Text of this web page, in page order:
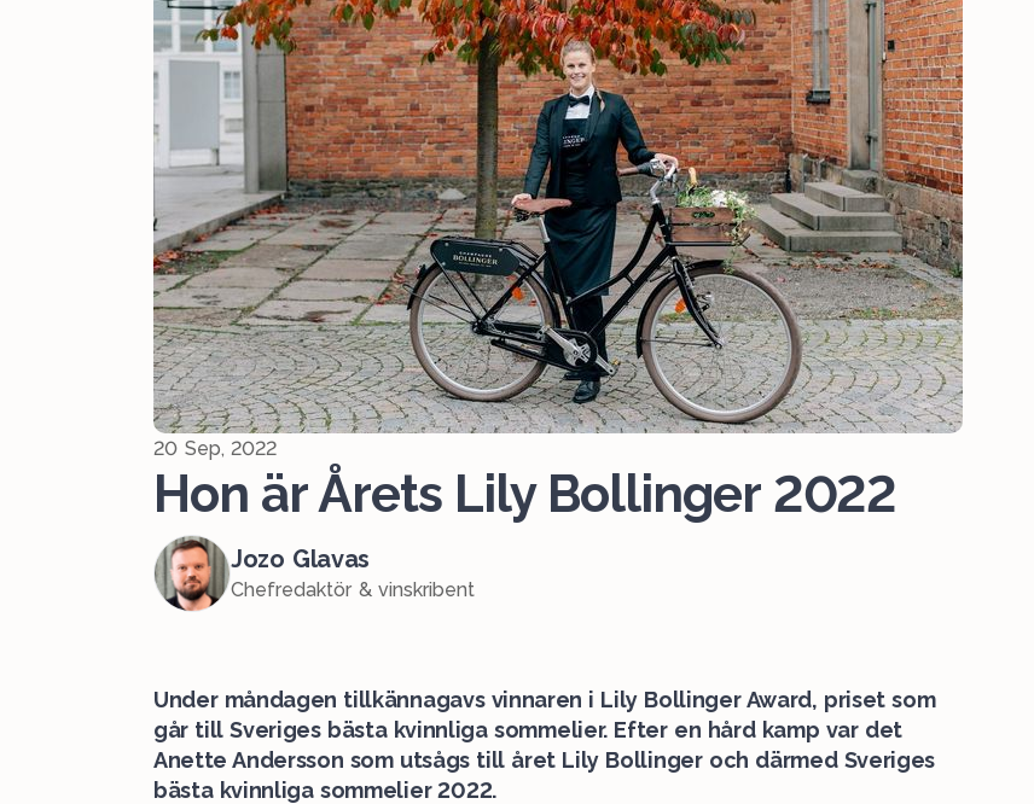
20 Sep, 2022
Hon är Årets Lily Bollinger 2022
Jozo Glavas
Chefredaktör & vinskribent
Under måndagen tillkännagavs vinnaren i Lily Bollinger Award, priset som
går till Sveriges bästa kvinnliga sommelier. Efter en hård kamp var det
Anette Andersson som utsågs till året Lily Bollinger och därmed Sveriges
bästa kvinnliga sommelier 2022.